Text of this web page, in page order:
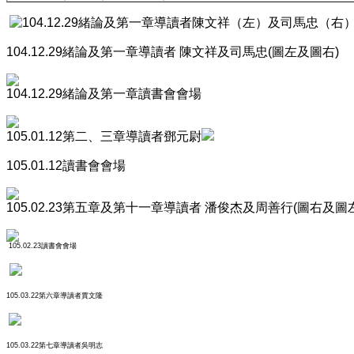
104.12.29緒論及第一章導讀者 陳文祥及司馬忠(圖左及圖右)
104.12.29緒論及第一章讀書會會場
105.01.12第二、三章導讀者鄧元尉
105.01.12讀書會會場
105.02.23第五章及第十一章導讀者 潘俊杰及周善行(圖右及圖
105.02.23讀書會會場
105.03.22第六章導讀者賈文隆
105.03.22第七章導讀者吳明志